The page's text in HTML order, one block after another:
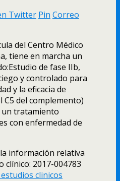
Twitter Pin Correo
del Centro Médico
tiene en marcha un
de fase IIb,
y controlado para
y la eficacia de
del complemento)
un tratamiento
con enfermedad de
información relativa
clínico: 2017-004783
clinicos